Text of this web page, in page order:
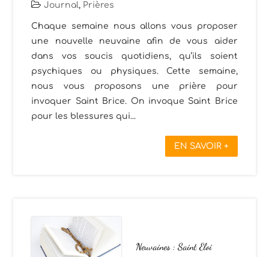
Journal, Prières
Chaque semaine nous allons vous proposer
une nouvelle neuvaine afin de vous aider
dans vos soucis quotidiens, qu’ils soient
psychiques ou physiques. Cette semaine,
nous vous proposons une prière pour
invoquer Saint Brice. On invoque Saint Brice
pour les blessures qui...
EN SAVOIR +
Neuvaines : Saint Eloi